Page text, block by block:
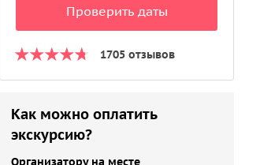
Проверить даты
1705 отзывов
Как можно оплатить
экскурсию?
Организатору на месте